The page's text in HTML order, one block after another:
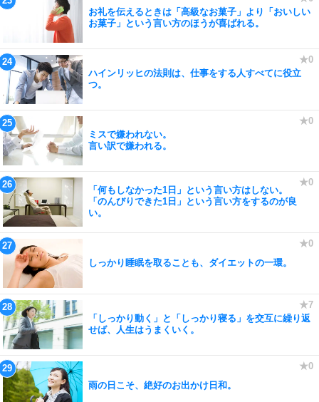
お礼を伝えるときは「高級なお菓子」より「おいしい
お菓子」という言い方のほうが喜ばれる。
ハインリッヒの法則は、仕事をする人すべてに役立
つ。
ミスで嫌われない。
言い訳で嫌われる。
「何もしなかった1日」という言い方はしない。
「のんびりできた1日」という言い方をするのが良
い。
しっかり睡眠を取ることも、ダイエットの一環。
「しっかり動く」と「しっかり寝る」を交互に繰り返
せば、人生はうまくいく。
雨の日こそ、絶好のお出かけ日和。